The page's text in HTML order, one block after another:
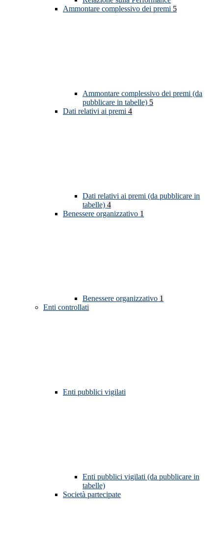
Ammontare complessivo dei premi 5
Ammontare complessivo dei premi (da
pubblicare in tabelle) 5
Dati relativi ai premi 4
Dati relativi ai premi (da pubblicare in
tabelle) 4
Benessere organizzativo 1
Benessere organizzativo 1
Enti controllati
Enti pubblici vigilati
Enti pubblici vigilati (da pubblicare in
tabelle)
Società partecipate